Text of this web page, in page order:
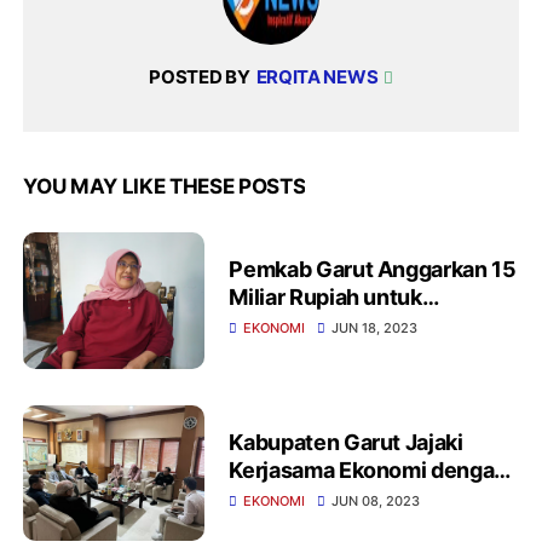
POSTED BY ERQITA NEWS
YOU MAY LIKE THESE POSTS
Pemkab Garut Anggarkan 15
Miliar Rupiah untuk
Penanganan Jalan
EKONOMI JUN 18, 2023
Kabupaten Garut Jajaki
Kerjasama Ekonomi dengan
Turki dan Negara Eropa
EKONOMI JUN 08, 2023